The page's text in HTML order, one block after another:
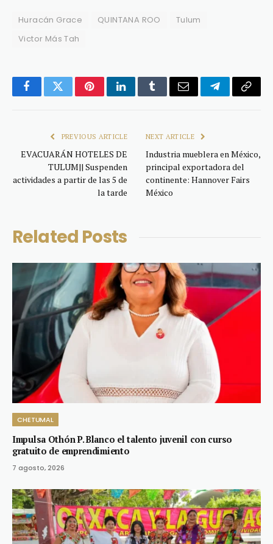
Huracán Grace QUINTANA ROO
Tulum
Victor Más Tah
FacebookTwitterPinterestLinkedInTumblrEmail TelegramCopy
PREVIOUS ARTICLE
EVACUARÁN HOTELES DE
TULUM|| Suspenden
actividades a partir de las 5 de
la tarde
NEXT ARTICLE
Industria mueblera en México,
principal exportadora del
continente: Hannover Fairs
México
Related Posts
CHETUMAL
Impulsa Othón P. Blanco el talento juvenil con curso
gratuito de emprendimiento
7 agosto, 2026